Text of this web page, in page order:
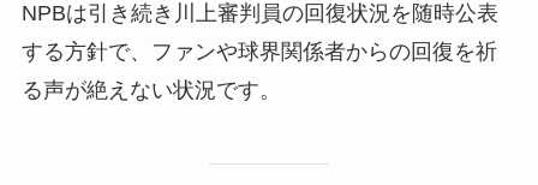
NPBは引き続き川上審判員の回復状況を随時公表
する方針で、ファンや球界関係者からの回復を祈
る声が絶えない状況です。